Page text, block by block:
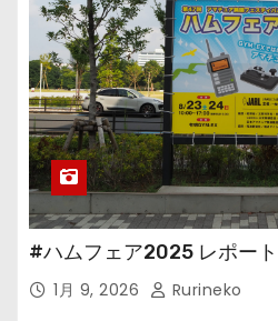
#ハムフェア2025 レポート
1月 9, 2026 Rurineko